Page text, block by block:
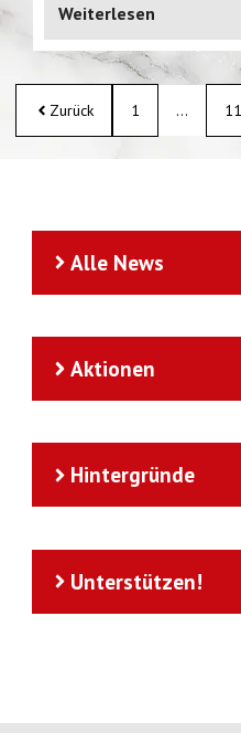
Weiterlesen
Zurück 1 … 11
Alle News
Aktionen
Hintergründe
Unterstützen!